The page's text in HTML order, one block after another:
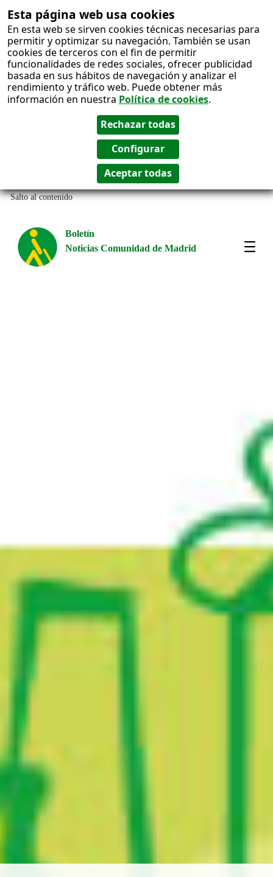
Esta página web usa cookies
En esta web se sirven cookies técnicas necesarias para
permitir y optimizar su navegación. También se usan
cookies de terceros con el fin de permitir
funcionalidades de redes sociales, ofrecer publicidad
basada en sus hábitos de navegación y analizar el
rendimiento y tráfico web. Puede obtener más
información en nuestra Política de cookies.
Salto al contenido
Boletín
Noticias Comunidad de Madrid